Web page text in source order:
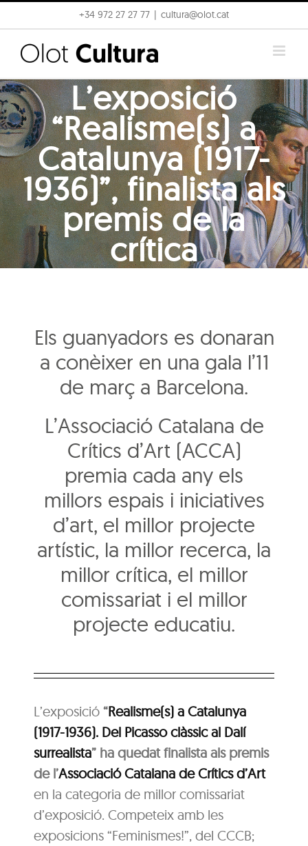
to
content
+34 972 27 27 77 cultura@olot.cat
L’exposició
“Realisme(s) a
Catalunya (1917-
1936)”, finalista als
premis de la
crítica
Els guanyadors es donaran
a conèixer en una gala l’11
de març a Barcelona.
L’Associació Catalana de
Crítics d’Art (ACCA)
premia cada any els
millors espais i iniciatives
d’art, el millor projecte
artístic, la millor recerca, la
millor crítica, el millor
comissariat i el millor
projecte educatiu.
L’exposició“Realisme(s) a Catalunya
(1917-1936). Del Picasso clàssic al Dalí
surrealista” ha quedat finalista als premis
de l’Associació Catalana de Crítics d’Art
en la categoria de millor comissariat
d’exposició. Competeix amb les
exposicions “Feminismes!”, del CCCB;